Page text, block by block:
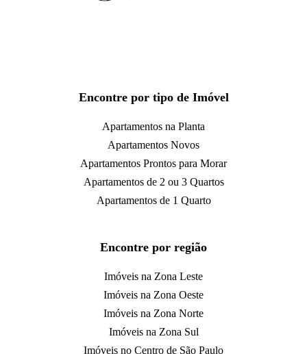
Encontre por tipo de Imóvel
Apartamentos na Planta
Apartamentos Novos
Apartamentos Prontos para Morar
Apartamentos de 2 ou 3 Quartos
Apartamentos de 1 Quarto
Encontre por região
Imóveis na Zona Leste
Imóveis na Zona Oeste
Imóveis na Zona Norte
Imóveis na Zona Sul
Imóveis no Centro de São Paulo